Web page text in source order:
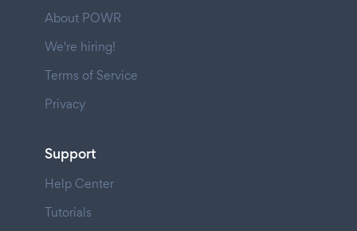
About POWR
We're hiring!
Terms of Service
Privacy
Support
Help Center
Tutorials